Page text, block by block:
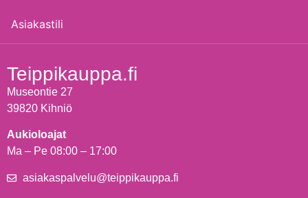
Asiakastili
Teippikauppa.fi
Museontie 27
39820 Kihniö
Aukioloajat
Ma – Pe 08:00 – 17:00
asiakaspalvelu@teippikauppa.fi